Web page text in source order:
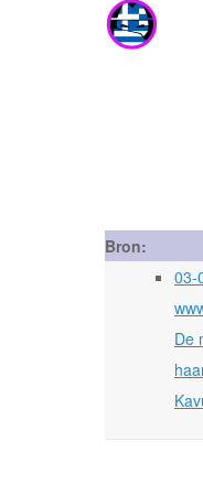
Bron:
03-
De